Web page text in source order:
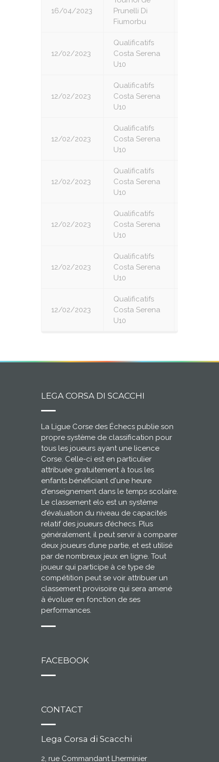
16/04/2023
Prunelli Di
Fiumorbu
12/02/2023
Qualificatifs
Costa Serena
U10
12/02/2023
Qualificatifs
Costa Serena
U10
12/02/2023
Qualificatifs
Costa Serena
U10
12/02/2023
Qualificatifs
Costa Serena
U10
12/02/2023
Qualificatifs
Costa Serena
U10
12/02/2023
Qualificatifs
Costa Serena
U10
12/02/2023
Qualificatifs
Costa Serena
U10
LEGA CORSA DI SCACCHI
La Ligue Corse des Échecs publie son
propre système de classification pour
tous les joueurs ayant une licence
Corse. Celle-ci est en particulier
attribuée gratuitement à tous les
enfants bénéficiant d'une heure
d'enseignement dans le temps scolaire.
Le classement elo est un système
d’évaluation du niveau de capacités
relatif des joueurs d’échecs. Plus
généralement, il peut servir à comparer
deux joueurs d’une partie, et est utilisé
par de nombreux jeux en ligne. Tout
joueur qui participe à ce type de
compétition peut se voir attribuer un
classement provisoire qui sera amené
à évoluer en fonction de ses
performances.
FACEBOOK
CONTACT
Lega Corsa di Scacchi
2, rue Commandant Lherminier